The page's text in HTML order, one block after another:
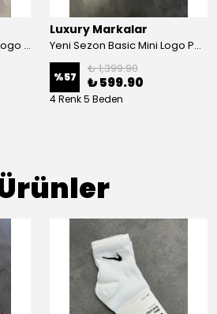
Yeni sezon 1971 Mid Icon Logo Tortoise T-shirt
Luxury Markalar
Yeni Sezon Basic Mini Logo Patch T-shirt
%57
₺ 1,399.90
₺ 599.90
4 Renk 5 Beden